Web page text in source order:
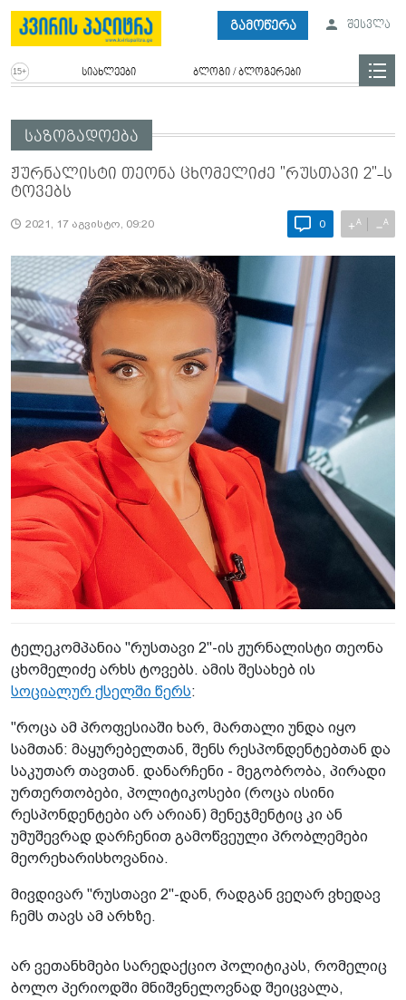
გამოწერა შესვლა
სიახლეები ბლოგი / ბლოგერები
საზოგადოება
ჟურნალისტი თეონა ცხომელიძე "რუსთავი 2"-ს
ტოვებს
2021, 17 აგვისტო, 09:20 0 +A −A
ტელეკომპანია "რუსთავი 2"-ის ჟურნალისტი თეონა
ცხომელიძე არხს ტოვებს. ამის შესახებ ის
სოციალურ ქსელში წერს:
"როცა ამ პროფესიაში ხარ, მართალი უნდა იყო
სამთან: მაყურებელთან, შენს რესპონდენტებთან და
საკუთარ თავთან. დანარჩენი - მეგობრობა, პირადი
ურთერთობები, პოლიტიკოსები (როცა ისინი
რესპონდენტები არ არიან) მენეჯმენტიც კი ან
უმუშევრად დარჩენით გამოწვეული პრობლემები
მეორეხარისხოვანია.
მივდივარ "რუსთავი 2"-დან, რადგან ვეღარ ვხედავ
ჩემს თავს ამ არხზე.
არ ვეთანხმები სარედაქციო პოლიტიკას, რომელიც
ბოლო პერიოდში მნიშვნელოვნად შეიცვალა,